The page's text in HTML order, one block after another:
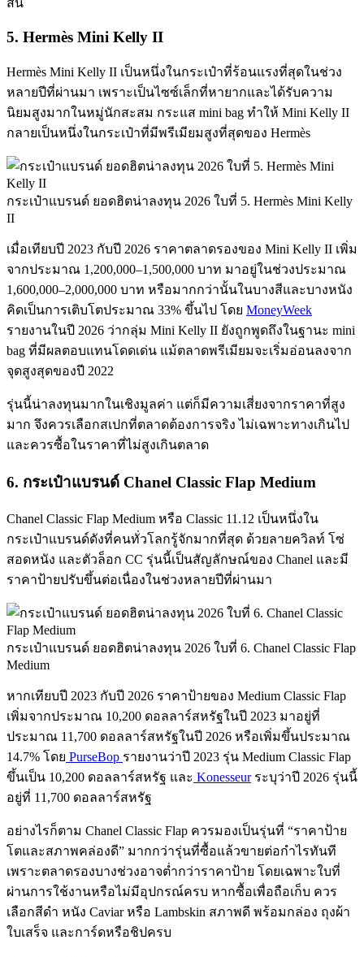
สั้น
5. Hermès Mini Kelly II
Hermès Mini Kelly II เป็นหนึ่งในกระเป๋าที่ร้อนแรงที่สุดในช่วง
หลายปีที่ผ่านมา เพราะเป็นไซซ์เล็กที่หายากและได้รับความ
นิยมสูงมากในหมู่นักสะสม กระแส mini bag ทำให้ Mini Kelly II
กลายเป็นหนึ่งในกระเป๋าที่มีพรีเมียมสูงที่สุดของ Hermès
กระเป๋าแบรนด์ ยอดฮิตน่าลงทุน 2026 ใบที่ 5. Hermès Mini Kelly
II
เมื่อเทียบปี 2023 กับปี 2026 ราคาตลาดรองของ Mini Kelly II เพิ่ม
จากประมาณ 1,200,000–1,500,000 บาท มาอยู่ในช่วงประมาณ
1,600,000–2,000,000 บาท หรือมากกว่านั้นในบางสีและบางหนัง
คิดเป็นการเติบโตประมาณ 33% ขึ้นไป โดย MoneyWeek
รายงานในปี 2026 ว่ากลุ่ม Mini Kelly II ยังถูกพูดถึงในฐานะ mini
bag ที่มีผลตอบแทนโดดเด่น แม้ตลาดพรีเมียมจะเริ่มอ่อนลงจาก
จุดสูงสุดของปี 2022
รุ่นนี้น่าลงทุนมากในเชิงมูลค่า แต่ก็มีความเสี่ยงจากราคาที่สูง
มาก จึงควรเลือกสเปกที่ตลาดต้องการจริง ไม่เฉพาะทางเกินไป
และควรซื้อในราคาที่ไม่สูงเกินตลาด
6. กระเป๋าแบรนด์ Chanel Classic Flap Medium
Chanel Classic Flap Medium หรือ Classic 11.12 เป็นหนึ่งใน
กระเป๋าแบรนด์ดังที่คนทั่วโลกรู้จักมากที่สุด ด้วยลายควิลท์ โซ่
สอดหนัง และตัวล็อก CC รุ่นนี้เป็นสัญลักษณ์ของ Chanel และมี
ราคาป้ายปรับขึ้นต่อเนื่องในช่วงหลายปีที่ผ่านมา
กระเป๋าแบรนด์ ยอดฮิตน่าลงทุน 2026 ใบที่ 6. Chanel Classic Flap
Medium
หากเทียบปี 2023 กับปี 2026 ราคาป้ายของ Medium Classic Flap
เพิ่มจากประมาณ 10,200 ดอลลาร์สหรัฐในปี 2023 มาอยู่ที่
ประมาณ 11,700 ดอลลาร์สหรัฐในปี 2026 หรือเพิ่มขึ้นประมาณ
14.7% โดย PurseBop รายงานว่าปี 2023 รุ่น Medium Classic Flap
ขึ้นเป็น 10,200 ดอลลาร์สหรัฐ และ Konesseurระบุว่าปี 2026 รุ่นนี้
อยู่ที่ 11,700 ดอลลาร์สหรัฐ
อย่างไรก็ตาม Chanel Classic Flap ควรมองเป็นรุ่นที่ “ราคาป้าย
โตและสภาพคล่องดี” มากกว่ารุ่นที่ซื้อแล้วขายต่อกำไรทันที
เพราะตลาดรองบางช่วงอาจต่ำกว่าราคาป้าย โดยเฉพาะใบที่
ผ่านการใช้งานหรือไม่มีอุปกรณ์ครบ หากซื้อเพื่อถือเก็บ ควร
เลือกสีดำ หนัง Caviar หรือ Lambskin สภาพดี พร้อมกล่อง ถุงผ้า
ใบเสร็จ และการ์ดหรือชิปครบ